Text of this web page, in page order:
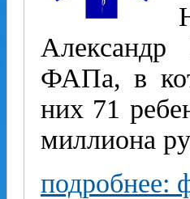
ФАПа, в
них 71
миллиона
подробнее: